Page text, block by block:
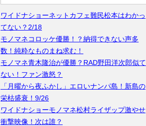
ワイドナショーネットカフェ難民松本はわかっ
てない？2/18
モノマネコロッケ優勝！？納得できない声多
数！純粋なものまね求む！
モノマネ青木隆治が優勝？RAD野田洋次郎似て
ない！ファン激怒？
「月曜から夜ふかし」エロいナンパ島！新島の
栄枯盛衰！9/26
ワイドナショーモノマネ松村ライザップ激やせ
衝撃映像！次は誰？